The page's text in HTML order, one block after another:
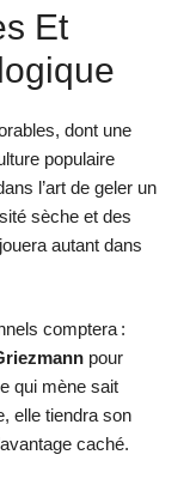
Et
dont une
populaire
l’art de geler un
sèche et des
autant dans
comptera :
pour
qui mène sait
elle tiendra son
caché.